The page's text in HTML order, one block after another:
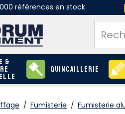
références en stock
&
Quincaillerie
/ Fumisterie / Fumisterie